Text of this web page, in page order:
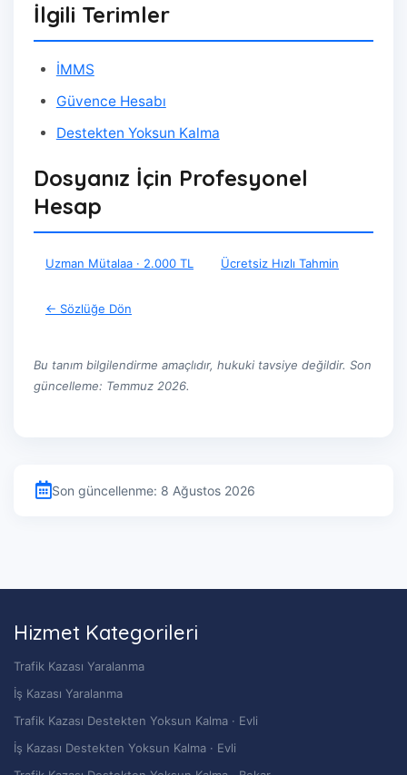
İlgili Terimler
İMMS
Güvence Hesabı
Destekten Yoksun Kalma
Dosyanız İçin Profesyonel
Hesap
Uzman Mütalaa · 2.000 TL Ücretsiz Hızlı Tahmin
← Sözlüğe Dön
Bu tanım bilgilendirme amaçlıdır, hukuki tavsiye değildir. Son
güncelleme: Temmuz 2026.
Son güncellenme: 8 Ağustos 2026
Hizmet Kategorileri
Trafik Kazası Yaralanma
İş Kazası Yaralanma
Trafik Kazası Destekten Yoksun Kalma · Evli
İş Kazası Destekten Yoksun Kalma · Evli